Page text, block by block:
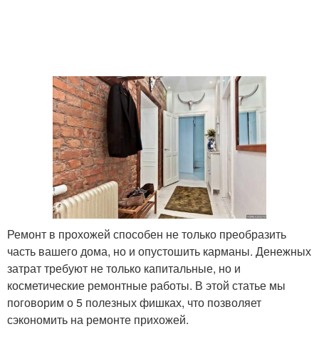
Ремонт в прохожей способен не только преобразить
часть вашего дома, но и опустошить карманы. Денежных
затрат требуют не только капитальные, но и
косметические ремонтные работы. В этой статье мы
поговорим о 5 полезных фишках, что позволяет
сэкономить на ремонте прихожей.